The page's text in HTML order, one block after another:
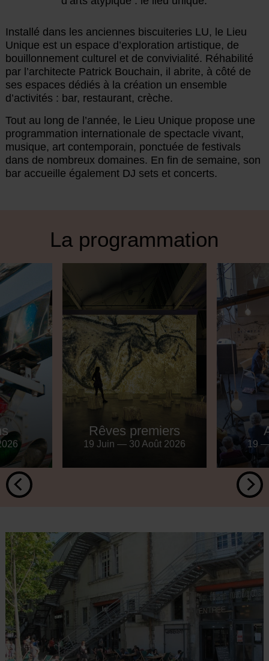
Installé dans les anciennes biscuiteries LU, le Lieu
Unique est un espace d’exploration artistique, de
bouillonnement culturel et de convivialité. Réhabilité
par l’architecte Patrick Bouchain, il abrite, à côté de
ses espaces dédiés à la création un ensemble
d’activités : bar, restaurant, crèche.
Tout au long de l’année, le Lieu Unique propose une
programmation internationale de spectacle vivant,
musique, art contemporain, ponctuée de festivals
dans de nombreux domaines. En fin de semaine, son
bar accueille également DJ sets et concerts.
La programmation
Rêves premiers
19 Juin — 30 Août 2026 19